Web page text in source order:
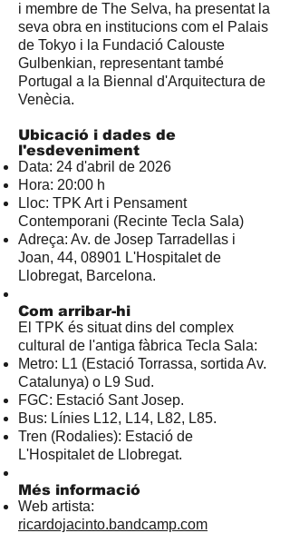
i membre de The Selva, ha presentat la
seva obra en institucions com el Palais
de Tokyo i la Fundació Calouste
Gulbenkian, representant també
Portugal a la Biennal d'Arquitectura de
Venècia.
Ubicació i dades de
l'esdeveniment
Data: 24 d'abril de 2026
Hora: 20:00 h
Lloc: TPK Art i Pensament
Contemporani (Recinte Tecla Sala)
Adreça: Av. de Josep Tarradellas i
Joan, 44, 08901 L'Hospitalet de
Llobregat, Barcelona.
Com arribar-hi
El TPK és situat dins del complex
cultural de l'antiga fàbrica Tecla Sala:
Metro: L1 (Estació Torrassa, sortida Av.
Catalunya) o L9 Sud.
FGC: Estació Sant Josep.
Bus: Línies L12, L14, L82, L85.
Tren (Rodalies): Estació de
L'Hospitalet de Llobregat.
Més informació
Web artista:
ricardojacinto.bandcamp.com